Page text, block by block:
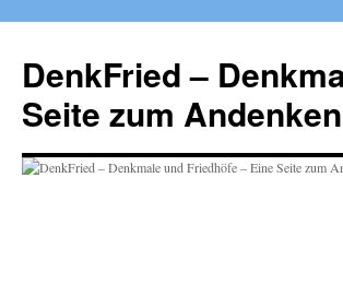
springen
DenkFried –
Seite zum